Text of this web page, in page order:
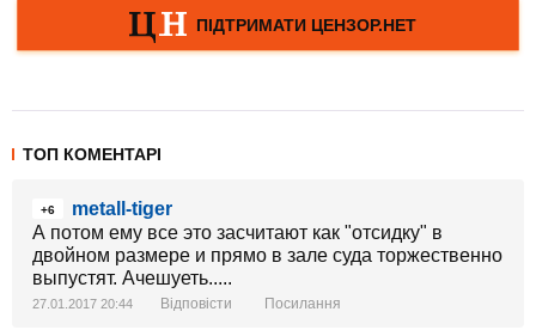
ТОП КОМЕНТАРІ
+6
metall-tiger
А потом ему все это засчитают как "отсидку" в
двойном размере и прямо в зале суда торжественно
выпустят. Ачешуеть.....
27.01.2017 20:44 Відповісти Посилання